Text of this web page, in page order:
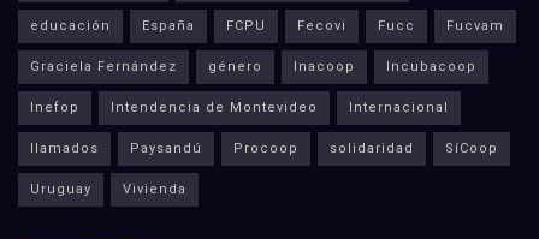
educación España FCPU Fecovi Fucc Fucvam
Graciela Fernández género Inacoop Incubacoop
Inefop Intendencia de Montevideo Internacional
llamados Paysandú Procoop solidaridad SíCoop
Uruguay Vivienda